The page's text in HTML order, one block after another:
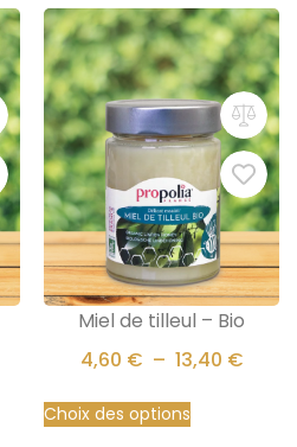
Miel de tilleul – Bio
4,60 € – 13,40 €
Choix des options